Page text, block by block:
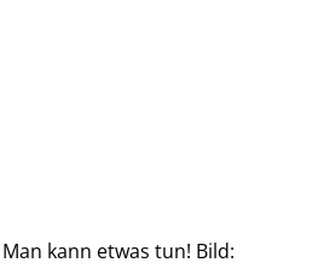
kann etwas tun! Bild: